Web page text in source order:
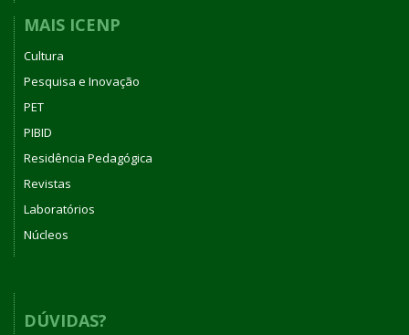
MAIS ICENP
Cultura
Pesquisa e Inovação
PET
PIBID
Residência Pedagógica
Revistas
Laboratórios
Núcleos
DÚVIDAS?